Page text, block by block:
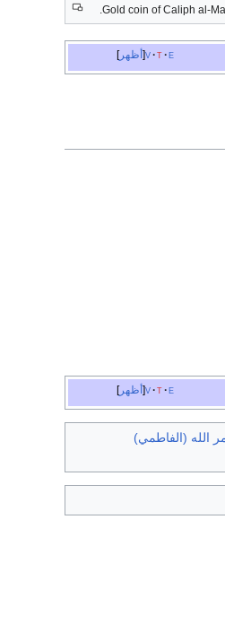
Gold coin of Caliph al-
أظهر v t e
أظهر v t e
الله (الفاطمي)